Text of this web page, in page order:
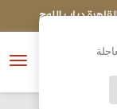
فتح
الكاملة